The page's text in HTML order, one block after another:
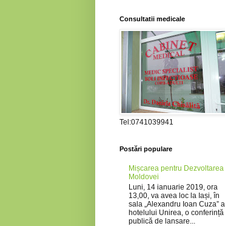
Consultatii medicale
Tel:0741039941
Postări populare
Mișcarea pentru Dezvoltarea
Moldovei
Luni, 14 ianuarie 2019, ora
13,00, va avea loc la Iași, în
sala „Alexandru Ioan Cuza” a
hotelului Unirea, o conferință
publică de lansare...